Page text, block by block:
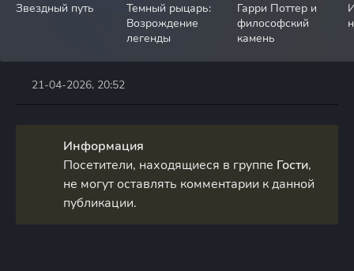
Звездный путь
Темный рыцарь:
Возрождение
легенды
Гарри Поттер и
философский
камень
21-04-2026, 20:52
Информация
Посетители, находящиеся в группе Гости,
не могут оставлять комментарии к данной
публикации.